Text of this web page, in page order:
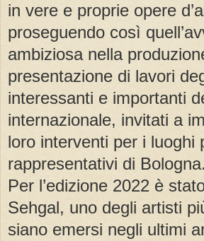
in vere e proprie opere
proseguendo così
ambiziosa nella
presentazione di lavori
interessanti e importanti
internazionale, invitati a
loro interventi per i luoghi
rappresentativi di Bologna.
Per l’edizione 2022 è
Sehgal, uno degli artisti
siano emersi negli ultimi